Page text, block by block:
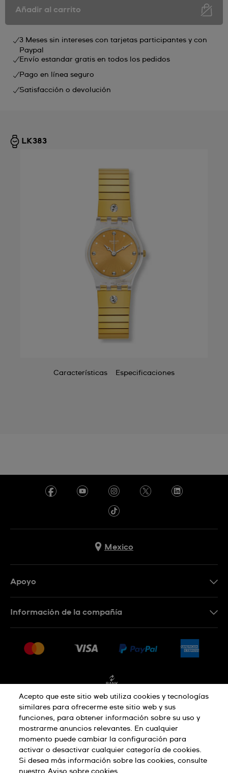
Añadir al carrito
3 Meses sin intereses con tarjetas participantes y con
Paypal
Envío estandar gratis en todos los pedidos
Pago en línea seguro
Satisfacción o devolución
LK383
Características Especificaciones
Mexico
Apoyo
Condiciones de venta
Información de la compañía
Empleo
Política de privacidad
Aviso sobre cookies Condiciones de uso
Acepto que este sitio web utiliza cookies y tecnologías
similares para ofrecerme este sitio web y sus
funciones, para obtener información sobre su uso y
mostrarme anuncios relevantes. En cualquier
momento puede cambiar la configuración para
activar o desactivar cualquier categoría de cookies.
Si desea más información sobre las cookies, consulte
nuestro Aviso sobre cookies.